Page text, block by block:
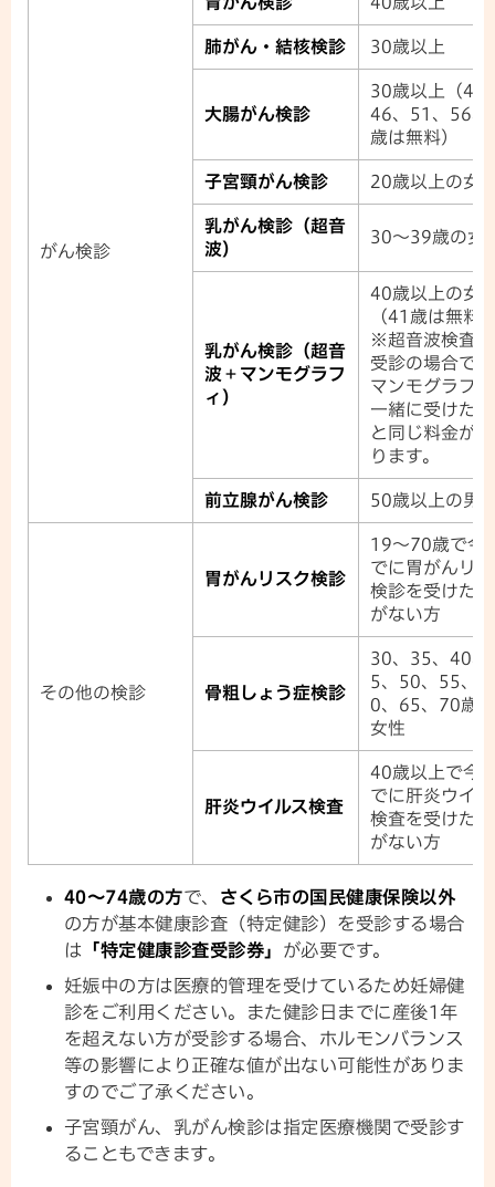
がん検診
肺がん・結核検診 30歳以上
大腸がん検診
30歳以上（41
46、51、56、
歳は無料）
子宮頸がん検診 20歳以上の女
乳がん検診（超音
波）
30～39歳の女
乳がん検診（超音
波＋マンモグラフ
ィ）
40歳以上の女
（41歳は無料
※超音波検査
受診の場合で
マンモグラフ
一緒に受けた
と同じ料金が
ります。
前立腺がん検診 50歳以上の男
その他の検診
胃がんリスク検診
19～70歳で今
でに胃がんリ
検診を受けた
がない方
骨粗しょう症検診
30、35、40、
5、50、55、6
0、65、70歳の
女性
肝炎ウイルス検査
40歳以上で今
でに肝炎ウイル
検査を受けた
がない方
40～74歳の方で、 さくら市の国民健康保険以外
の方が基本健康診査（特定健診）を受診する場合
は 「特定健康診査受診券」 が必要です。
妊娠中の方は医療的管理を受けているため妊婦健
診をご利用ください。また健診日までに産後1年
を超えない方が受診する場合、ホルモンバランス
等の影響により正確な値が出ない可能性がありま
すのでご了承ください。
子宮頸がん、乳がん検診は指定医療機関で受診す
ることもできます。